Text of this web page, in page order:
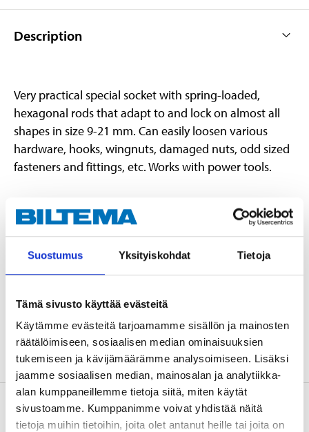
Suostumus Yksityiskohdat Tietoja
Tämä sivusto käyttää evästeitä
Käytämme evästeitä tarjoamamme sisällön ja mainosten
räätälöimiseen, sosiaalisen median ominaisuuksien
tukemiseen ja kävijämäärämme analysoimiseen. Lisäksi
jaamme sosiaalisen median, mainosalan ja analytiikka-
alan kumppaneillemme tietoja siitä, miten käytät
sivustoamme. Kumppanimme voivat yhdistää näitä
tietoja muihin tietoihin, joita olet antanut heille tai joita on
Description
Very practical special socket with spring-loaded,
hexagonal rods that adapt to and lock on almost all
shapes in size 9-21 mm. Can easily loosen various
hardware, hooks, wingnuts, damaged nuts, odd sized
fasteners and fittings, etc. Works with power tools.
Technical specifications
Square drive socket
3/8"
Length
Material
CrV steel
About the manufacturer